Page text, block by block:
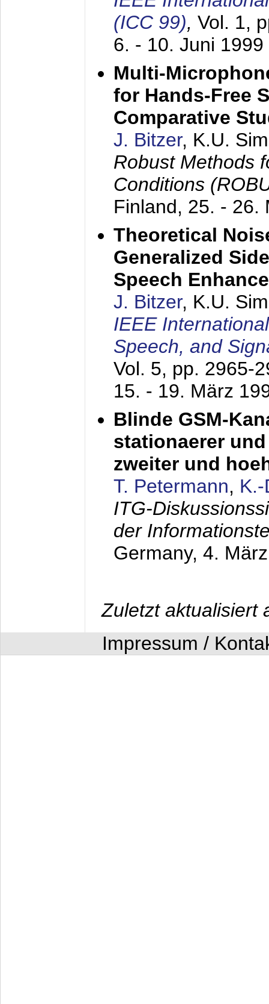
(ICC 99), Vol. 1,
6. - 10. Juni 1999
Multi-
for Hands-Free
Comparative
J. Bitzer, K.U.
Robust Methods
Conditions
Finland, 25. - 26.
Theoretical
Generalized
Speech
J. Bitzer, K.U.
IEEE
Speech, and
Vol. 5, pp. 2965-
15. - 19. März
Blinde GSM-
stationaerer
zweiter und
T. Petermann,
ITG-
der
Germany, 4.
Zuletzt aktualisiert
Impressum /